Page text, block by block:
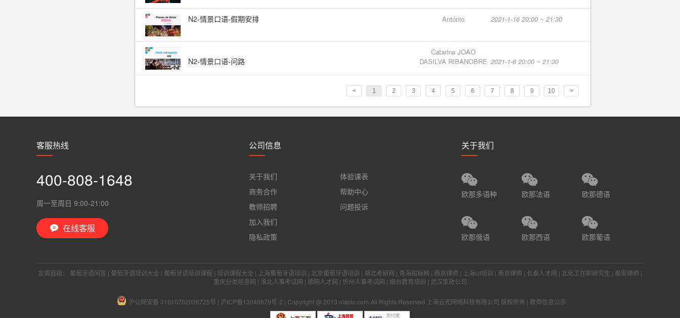
N2-情景口语-假期安排 António 2021-1-16 20:00 ~ 21:30
N2-情景口语-问路
Catarina JOAO
DASILVA RIBANOBRE 2021-1-6 20:00 ~ 21:30
< 1 2 3 4 5 6 7 8 9 10 >
客服热线
400-808-1648
周一至周日 9:00-21:00
 在线客服
公司信息
关于我们
商务合作
教师招聘
加入我们
隐私政策
体验课表
帮助中心
问题投诉
关于我们

欧那多语种

欧那法语

欧那德语

欧那俄语

欧那西语

欧那葡语
友情链接： 葡萄牙语问答 | 葡萄牙语培训大全 | 葡萄牙语培训课程 | 培训课程大全 | 上海葡萄牙语培训 | 北京葡萄牙语培训 | 湖北考研网 | 青海招标网 | 南京律师 | 上海UI培训 | 南京律师 | 长泰人才网 | 北化工在职研究生 | 泰安律师 |
重庆分类信息网 | 淮北人事考试网 | 德阳人才网 | 忻州人事考试网 | 烟台教育培训 | 武汉家政公司
沪公网安备 31010702006725号 | 沪ICP备13040679号-2 | Copyright @ 2013 olacio.com All Rights Reserved 上海云兜网络科技有限公司 版权所有 | 教师信息公示